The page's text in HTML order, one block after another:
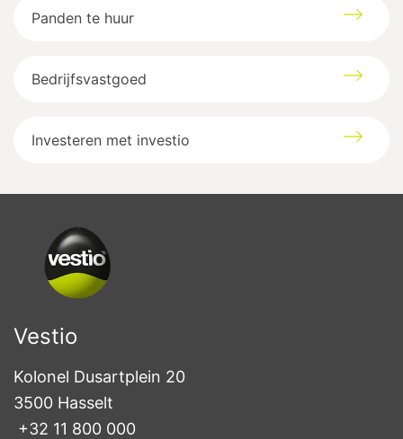
Panden te huur
Bedrijfsvastgoed
Investeren met investio
Vestio
Kolonel Dusartplein 20
3500 Hasselt
+32 11 800 000